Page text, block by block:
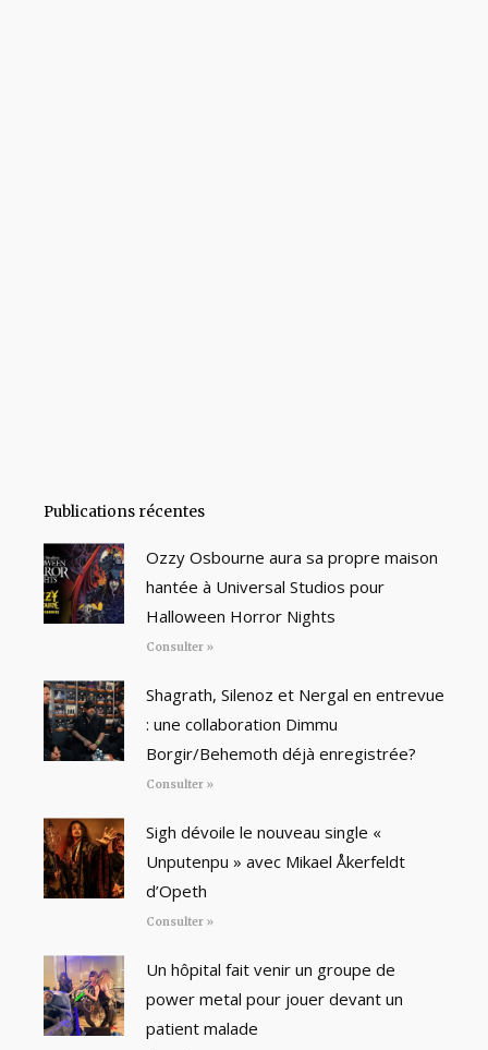
Publications récentes
Ozzy Osbourne aura sa propre maison
hantée à Universal Studios pour
Halloween Horror Nights
Consulter »
Shagrath, Silenoz et Nergal en entrevue
: une collaboration Dimmu
Borgir/Behemoth déjà enregistrée?
Consulter »
Sigh dévoile le nouveau single «
Unputenpu » avec Mikael Åkerfeldt
d’Opeth
Consulter »
Un hôpital fait venir un groupe de
power metal pour jouer devant un
patient malade